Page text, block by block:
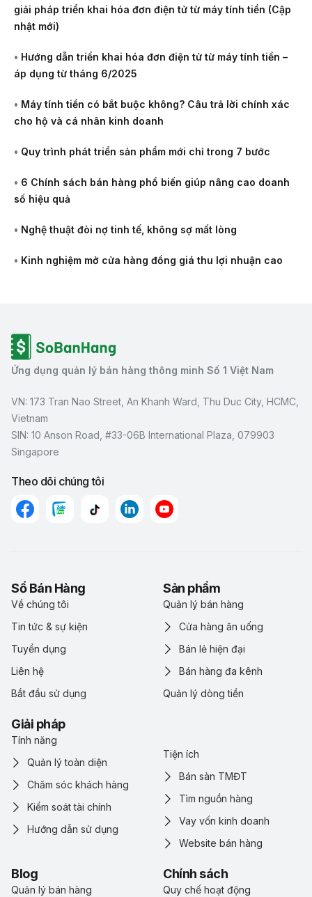
giải pháp triển khai hóa đơn điện tử từ máy tính tiền (Cập
nhật mới)
• Hướng dẫn triển khai hóa đơn điện tử từ máy tính tiền –
áp dụng từ tháng 6/2025
• Máy tính tiền có bắt buộc không? Câu trả lời chính xác
cho hộ và cá nhân kinh doanh
• Quy trình phát triển sản phẩm mới chỉ trong 7 bước
• 6 Chính sách bán hàng phổ biến giúp nâng cao doanh
số hiệu quả
• Nghệ thuật đòi nợ tinh tế, không sợ mất lòng
• Kinh nghiệm mở cửa hàng đồng giá thu lợi nhuận cao
Ứng dụng quản lý bán hàng thông minh Số 1 Việt Nam
VN: 173 Tran Nao Street, An Khanh Ward, Thu Duc City, HCMC,
Vietnam
SIN: 10 Anson Road, #33-06B International Plaza, 079903
Singapore
Theo dõi chúng tôi
Sổ Bán Hàng
Về chúng tôi
Tin tức & sự kiện
Tuyển dụng
Liên hệ
Bắt đầu sử dụng
Sản phẩm
Quản lý bán hàng
Cửa hàng ăn uống
Bán lẻ hiện đại
Bán hàng đa kênh
Quản lý dòng tiền
Giải pháp
Tính năng
Quản lý toàn diện
Chăm sóc khách hàng
Kiểm soát tài chính
Hướng dẫn sử dụng
Tiện ích
Bán sàn TMĐT
Tìm nguồn hàng
Vay vốn kinh doanh
Website bán hàng
Blog
Quản lý bán hàng
Chính sách
Quy chế hoạt động